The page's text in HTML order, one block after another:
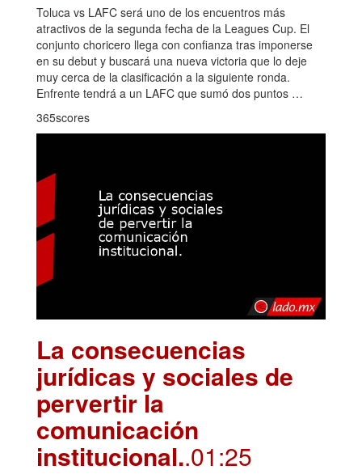
Toluca vs LAFC será uno de los encuentros más
atractivos de la segunda fecha de la Leagues Cup. El
conjunto choricero llega con confianza tras imponerse
en su debut y buscará una nueva victoria que lo deje
muy cerca de la clasificación a la siguiente ronda.
Enfrente tendrá a un LAFC que sumó dos puntos …
365scores
La consecuencias
jurídicas y sociales de
pervertir la
comunicación
institucional..01:25